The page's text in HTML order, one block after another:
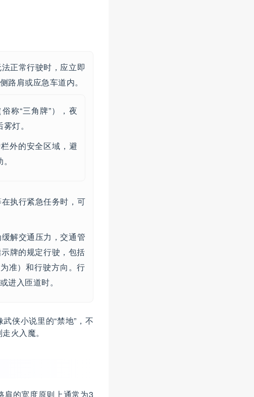
正常行驶时，应立即
肩或应急车道内。
称“三角牌”），夜
灯。
外的安全区域，避
执行紧急任务时，可
解交通压力，交通管
牌的规定行驶，包括
准）和行驶方向。行
进入匝道时。
侠小说里的“禁地”，不
火入魔。
肩的宽度原则上通常为3